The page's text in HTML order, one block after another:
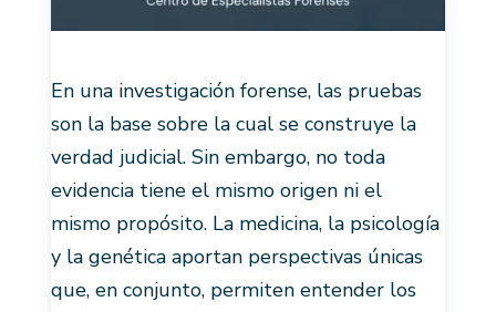
En una investigación forense, las pruebas
son la base sobre la cual se construye la
verdad judicial. Sin embargo, no toda
evidencia tiene el mismo origen ni el
mismo propósito. La medicina, la psicología
y la genética aportan perspectivas únicas
que, en conjunto, permiten entender los